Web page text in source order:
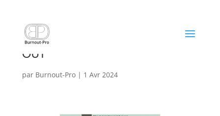
Bilan de compétences & BURN-
OUT
par Burnout-Pro| 1 Avr 2024